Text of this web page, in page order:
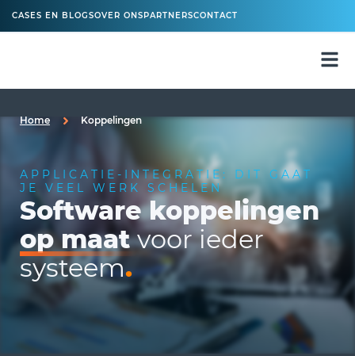
CASES EN BLOGSOVER ONSPARTNERSCONTACT
Home Koppelingen
APPLICATIE-INTEGRATIE: DIT GAAT
JE VEEL WERK SCHELEN
Software koppelingen
op maatvoor ieder
systeem.